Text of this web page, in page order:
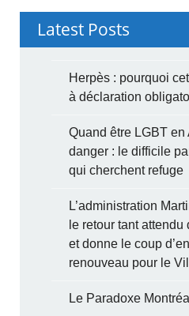
Latest Posts
Herpès : pourquoi
à déclaration
Quand être LGBT
danger : le difficile
qui cherchent refuge
L’administration
le retour tant
et donne le coup
renouveau pour le
Le Paradoxe